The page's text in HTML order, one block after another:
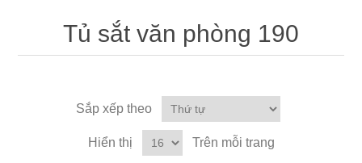
Tủ sắt văn phòng 190
Sắp xếp theo
Hiển thị Trên mỗi trang